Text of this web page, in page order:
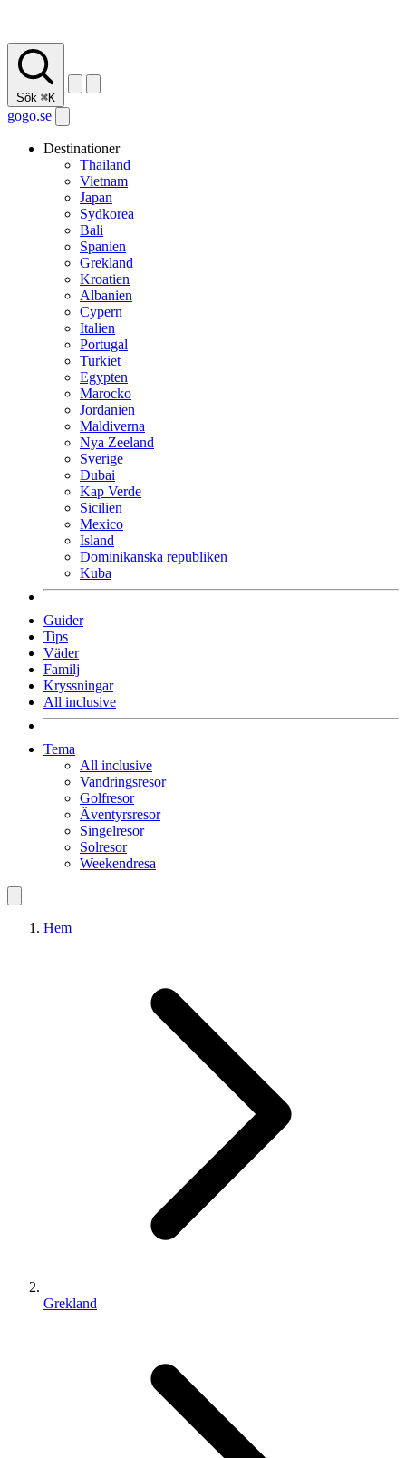
Sök ⌘K
gogo.se
Destinationer
Thailand
Vietnam
Japan
Sydkorea
Bali
Spanien
Grekland
Kroatien
Albanien
Cypern
Italien
Portugal
Turkiet
Egypten
Marocko
Jordanien
Maldiverna
Nya Zeeland
Sverige
Dubai
Kap Verde
Sicilien
Mexico
Island
Dominikanska republiken
Kuba
Guider
Tips
Väder
Familj
Kryssningar
All inclusive
Tema
All inclusive
Vandringsresor
Golfresor
Äventyrsresor
Singelresor
Solresor
Weekendresa
Hem
Grekland